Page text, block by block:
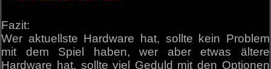
Fazit:
Wer aktuellste Hardware hat, sollte kein Problem
mit dem Spiel haben, wer aber etwas ältere
Hardware hat, sollte viel Geduld mit den Optionen